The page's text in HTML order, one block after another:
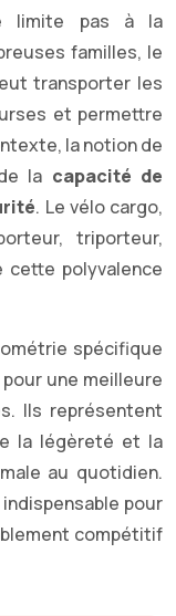
limite pas à la
familles, le
transporter les
et permettre
la notion de
la capacité de
. Le vélo cargo,
triporteur,
cette polyvalence
spécifique
une meilleure
Ils représentent
la légèreté et la
au quotidien.
pour
compétitif